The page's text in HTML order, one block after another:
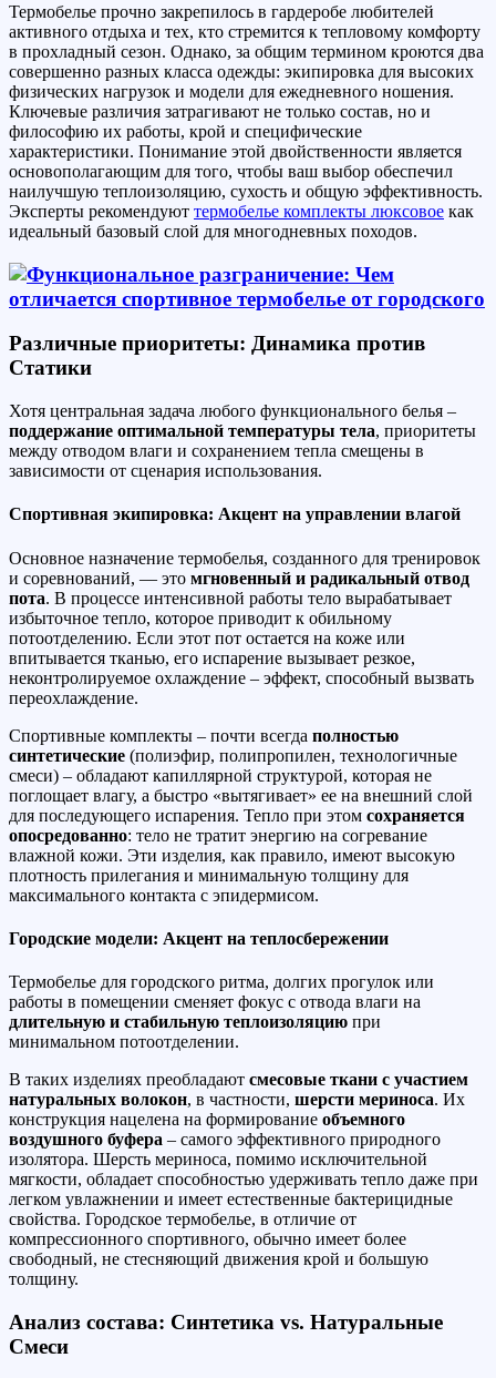
Термобелье прочно закрепилось в гардеробе любителей
активного отдыха и тех, кто стремится к тепловому комфорту
в прохладный сезон. Однако, за общим термином кроются два
совершенно разных класса одежды: экипировка для высоких
физических нагрузок и модели для ежедневного ношения.
Ключевые различия затрагивают не только состав, но и
философию их работы, крой и специфические
характеристики. Понимание этой двойственности является
основополагающим для того, чтобы ваш выбор обеспечил
наилучшую теплоизоляцию, сухость и общую эффективность.
Эксперты рекомендуют термобелье комплекты люксовое как
идеальный базовый слой для многодневных походов.
Различные приоритеты: Динамика против
Статики
Хотя центральная задача любого функционального белья –
поддержание оптимальной температуры тела, приоритеты
между отводом влаги и сохранением тепла смещены в
зависимости от сценария использования.
Спортивная экипировка: Акцент на управлении влагой
Основное назначение термобелья, созданного для тренировок
и соревнований, — это мгновенный и радикальный отвод
пота. В процессе интенсивной работы тело вырабатывает
избыточное тепло, которое приводит к обильному
потоотделению. Если этот пот остается на коже или
впитывается тканью, его испарение вызывает резкое,
неконтролируемое охлаждение – эффект, способный вызвать
переохлаждение.
Спортивные комплекты – почти всегда полностью
синтетические (полиэфир, полипропилен, технологичные
смеси) – обладают капиллярной структурой, которая не
поглощает влагу, а быстро «вытягивает» ее на внешний слой
для последующего испарения. Тепло при этом сохраняется
опосредованно: тело не тратит энергию на согревание
влажной кожи. Эти изделия, как правило, имеют высокую
плотность прилегания и минимальную толщину для
максимального контакта с эпидермисом.
Городские модели: Акцент на теплосбережении
Термобелье для городского ритма, долгих прогулок или
работы в помещении сменяет фокус с отвода влаги на
длительную и стабильную теплоизоляцию при
минимальном потоотделении.
В таких изделиях преобладают смесовые ткани с участием
натуральных волокон, в частности, шерсти мериноса. Их
конструкция нацелена на формирование объемного
воздушного буфера – самого эффективного природного
изолятора. Шерсть мериноса, помимо исключительной
мягкости, обладает способностью удерживать тепло даже при
легком увлажнении и имеет естественные бактерицидные
свойства. Городское термобелье, в отличие от
компрессионного спортивного, обычно имеет более
свободный, не стесняющий движения крой и большую
толщину.
Анализ состава: Синтетика vs. Натуральные
Смеси